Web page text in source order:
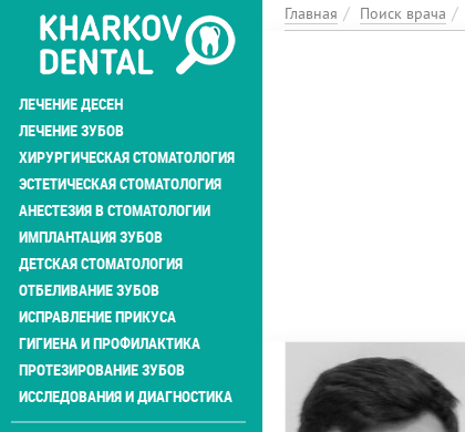
Перейти
основному
содержанию
ЛЕЧЕНИЕ ДЕСЕН
ЛЕЧЕНИЕ ЗУБОВ
ХИРУРГИЧЕСКАЯ СТОМАТОЛОГИЯ
ЭСТЕТИЧЕСКАЯ СТОМАТОЛОГИЯ
АНЕСТЕЗИЯ В СТОМАТОЛОГИИ
ИМПЛАНТАЦИЯ ЗУБОВ
ДЕТСКАЯ СТОМАТОЛОГИЯ
ОТБЕЛИВАНИЕ ЗУБОВ
ИСПРАВЛЕНИЕ ПРИКУСА
ГИГИЕНА И ПРОФИЛАКТИКА
ПРОТЕЗИРОВАНИЕ ЗУБОВ
ИССЛЕДОВАНИЯ И ДИАГНОСТИКА
Главная Поиск врача